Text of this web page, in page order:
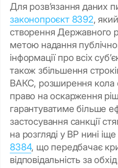
Для розвʼязання даних
законопроєкт 8392,
створення Державного
метою надання
інформації про всіх
також збільшення
ВАКС, розширення кола
право на оскарження
гарантуватиме більше
застосування санкції
на розгляді у ВР нині
8384, що передбачає
відповідальність за